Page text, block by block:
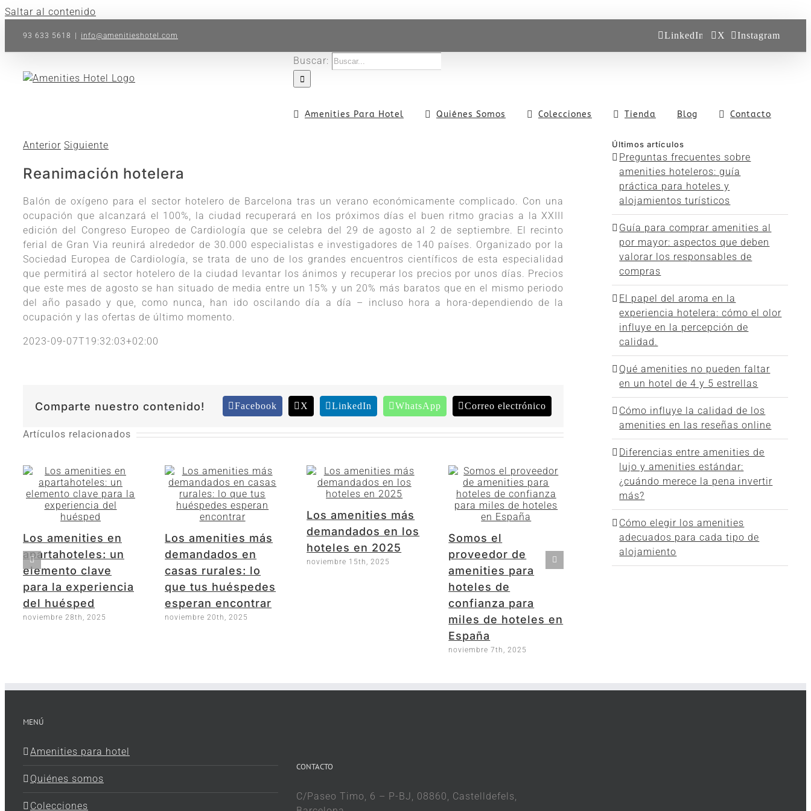
Saltar al contenido
93 633 5618 info@amenitieshotel.com LinkedIn X Instagram
Buscar:
Amenities Para Hotel Quiénes Somos Colecciones Tienda Blog Contacto
Anterior Siguiente
Reanimación hotelera
Balón de oxígeno para el sector hotelero de Barcelona tras un verano económicamente complicado. Con una
ocupación que alcanzará el 100%, la ciudad recuperará en los próximos días el buen ritmo gracias a la XXIII
edición del Congreso Europeo de Cardiología que se celebra del 29 de agosto al 2 de septiembre. El recinto
ferial de Gran Via reunirá alrededor de 30.000 especialistas e investigadores de 140 paí­ses. Organizado por la
Sociedad Europea de Cardiología, se trata de uno de los grandes encuentros científicos de esta especialidad
que permitirá al sector hotelero de la ciudad levantar los ánimos y recuperar los precios por unos dí­as. Precios
que este mes de agosto se han situado de media entre un 15% y un 20% más baratos que en el mismo periodo
del año pasado y que, como nunca, han ido oscilando día a día – incluso hora a hora-dependiendo de la
ocupación y las ofertas de último momento.
2023-09-07T19:32:03+02:00
Comparte nuestro contenido! Facebook X LinkedIn WhatsApp Correo electrónico
Artículos relacionados
Los amenities en
apartahoteles: un
elemento clave
para la experiencia
del huésped
noviembre 28th, 2025
Los amenities más
demandados en
casas rurales: lo
que tus huéspedes
esperan encontrar
noviembre 20th, 2025
Los amenities más
demandados en los
hoteles en 2025
noviembre 15th, 2025
Somos el
proveedor de
amenities para
hoteles de
confianza para
miles de hoteles en
España
noviembre 7th, 2025
Últimos artículos
Preguntas frecuentes sobre
amenities hoteleros: guía
práctica para hoteles y
alojamientos turísticos
Guía para comprar amenities al
por mayor: aspectos que deben
valorar los responsables de
compras
El papel del aroma en la
experiencia hotelera: cómo el olor
influye en la percepción de
calidad.
Qué amenities no pueden faltar
en un hotel de 4 y 5 estrellas
Cómo influye la calidad de los
amenities en las reseñas online
Diferencias entre amenities de
lujo y amenities estándar:
¿cuándo merece la pena invertir
más?
Cómo elegir los amenities
adecuados para cada tipo de
alojamiento
MENÚ
Amenities para hotel
Quiénes somos
Colecciones
CONTACTO
C/Paseo Timo, 6 – P-BJ, 08860, Castelldefels,